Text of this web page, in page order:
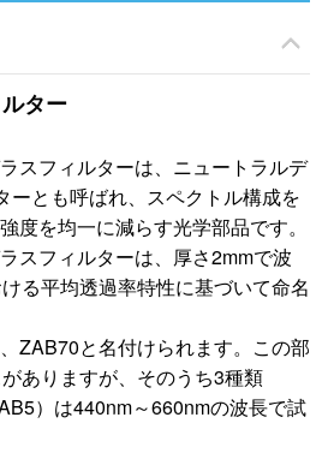
ター
スフィルターは、ニュートラルデ
ーとも呼ばれ、スペクトル構成を
度を均一に減らす光学部品です。
スフィルターは、厚さ2mmで波
る平均透過率特性に基づいて命名
ZAB70と名付けられます。この部
ありますが、そのうち3種類
）は440nm～660nmの波長で試